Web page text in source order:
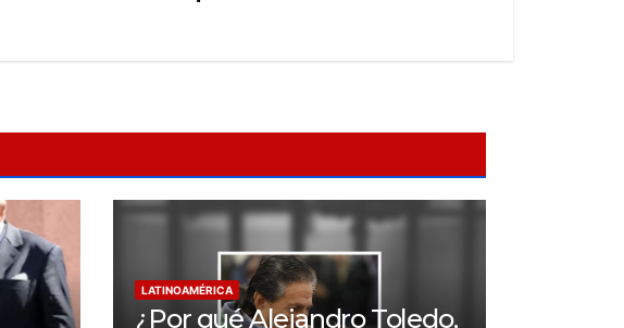
LATINOAMÉRICA
¿Por qué Alejandro Toledo,